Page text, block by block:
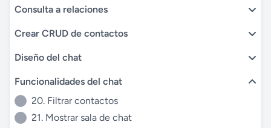
Consulta a relaciones
Crear CRUD de contactos
Diseño del chat
Funcionalidades del chat
20. Filtrar contactos
21. Mostrar sala de chat